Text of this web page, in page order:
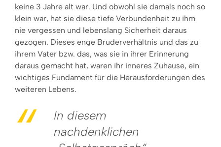
keine 3 Jahre alt war. Und obwohl sie damals noch so
klein war, hat sie diese tiefe Verbundenheit zu ihm
nie vergessen und lebenslang Sicherheit daraus
gezogen. Dieses enge Bruderverhältnis und das zu
ihrem Vater bzw. das, was sie in ihrer Erinnerung
daraus gemacht hat, waren ihr inneres Zuhause, ein
wichtiges Fundament für die Herausforderungen des
weiteren Lebens.
In diesem
nachdenklichen